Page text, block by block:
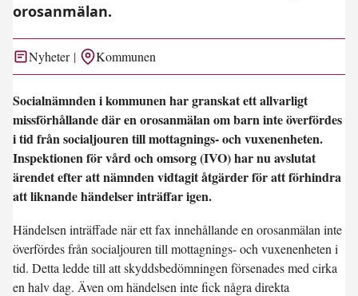
orosanmälan.
Nyheter Kommunen
Socialnämnden i kommunen har granskat ett allvarligt
missförhållande där en orosanmälan om barn inte överfördes
i tid från socialjouren till mottagnings- och vuxenenheten.
Inspektionen för vård och omsorg (IVO) har nu avslutat
ärendet efter att nämnden vidtagit åtgärder för att förhindra
att liknande händelser inträffar igen.
Händelsen inträffade när ett fax innehållande en orosanmälan inte
överfördes från socialjouren till mottagnings- och vuxenenheten i
tid. Detta ledde till att skyddsbedömningen försenades med cirka
en halv dag. Även om händelsen inte fick några direkta